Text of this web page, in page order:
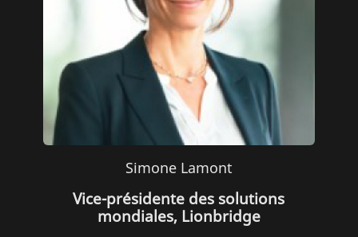
Simone Lamont
Vice-présidente des solutions
mondiales, Lionbridge